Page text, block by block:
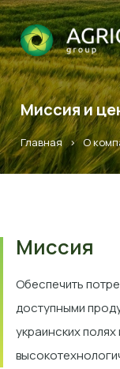
Миссия и
Главная >О
Миссия
Обеспечить
доступными
украинских